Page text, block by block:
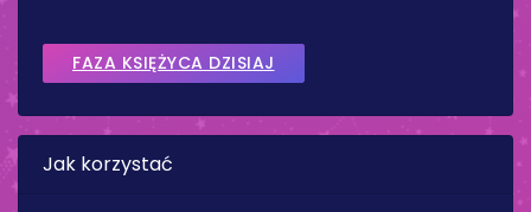
FAZA KSIĘŻYCA DZISIAJ
Jak korzystać